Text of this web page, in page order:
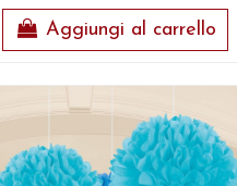
Aggiungi al carrello